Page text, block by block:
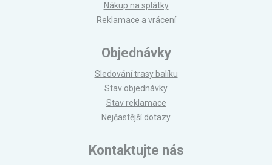
Nákup na splátky
Reklamace a vrácení
Objednávky
Sledování trasy balíku
Stav objednávky
Stav reklamace
Nejčastější dotazy
Kontaktujte nás